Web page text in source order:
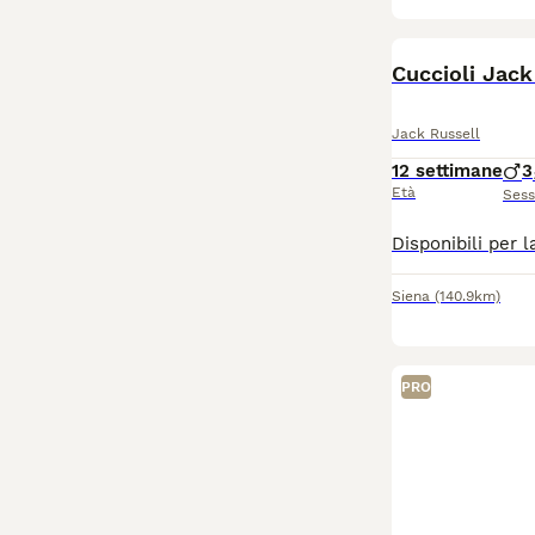
Cuccioli
Jack Russell
12 settimane
Età
3
Siena (140.9km)
PRO